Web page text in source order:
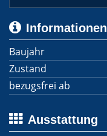
Informationen
Baujahr
Zustand
bezugsfrei ab
Ausstattung